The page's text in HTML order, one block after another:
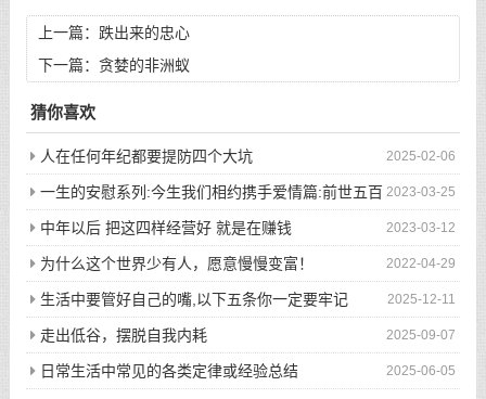
上一篇： 跌出来的忠心
下一篇： 贪婪的非洲蚁
猜你喜欢
2025-02-06
人在任何年纪都要提防四个大坑
2023-03-25
一生的安慰系列:今生我们相约携手爱情篇:前世五百
次的回眸才换来今生的相遇
2023-03-12
中年以后 把这四样经营好 就是在赚钱
2022-04-29
为什么这个世界少有人，愿意慢慢变富！
2025-12-11
生活中要管好自己的嘴,以下五条你一定要牢记
2025-09-07
走出低谷，摆脱自我内耗
2025-06-05
日常生活中常见的各类定律或经验总结